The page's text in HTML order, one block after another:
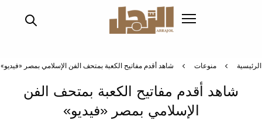
الرئيسية منوعات شاهد أقدم مفاتيح الكعبة بمتحف الفن الإسلامي بمصر «فيديو»
شاهد أقدم مفاتيح الكعبة بمتحف الفن
الإسلامي بمصر «فيديو»